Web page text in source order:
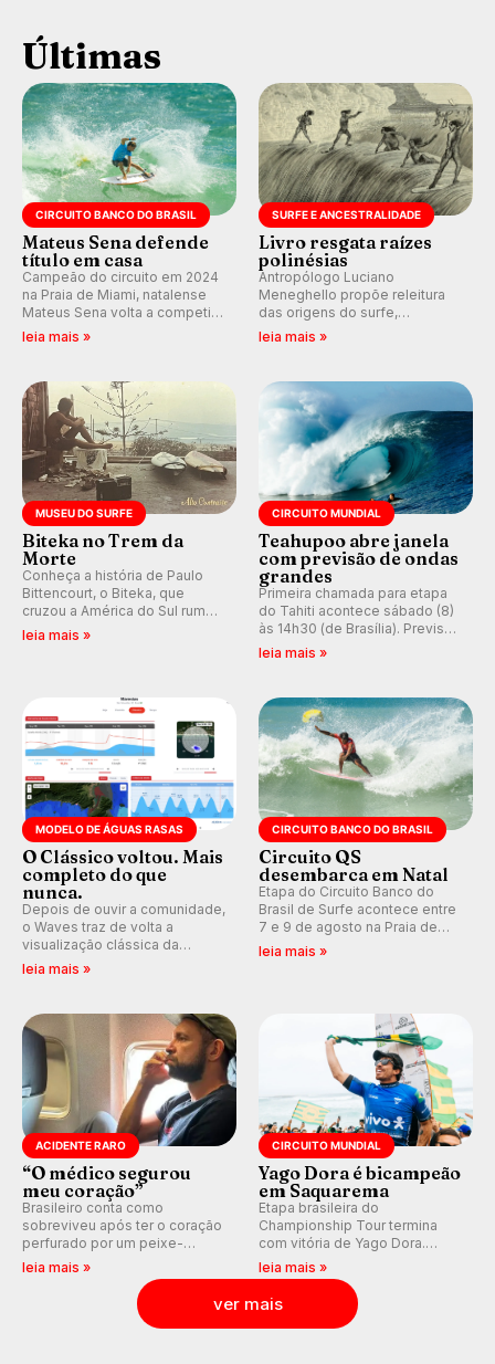
Últimas
CIRCUITO BANCO DO BRASIL
Mateus Sena defende
título em casa
Campeão do circuito em 2024
na Praia de Miami, natalense
Mateus Sena volta a competir
em casa em busca de manter a
leia mais »
SURFE E ANCESTRALIDADE
Livro resgata raízes
polinésias
Antropólogo Luciano
Meneghello propõe releitura
das origens do surfe,
resgatando a cultura polinésia
prática em esporte e indústria.
leia mais »
MUSEU DO SURFE
Biteka no Trem da
Morte
Conheça a história de Paulo
Bittencourt, o Biteka, que
cruzou a América do Sul rumo
ao Pacífico em uma jornada
leia mais »
CIRCUITO MUNDIAL
Teahupoo abre janela
com previsão de ondas
grandes
Primeira chamada para etapa
do Tahiti acontece sábado (8)
às 14h30 (de Brasília). Previsão
indica swell consistente.
Kelly Slater convidado.
leia mais »
MODELO DE ÁGUAS RASAS
O Clássico voltou. Mais
completo do que
nunca.
Depois de ouvir a comunidade,
o Waves traz de volta a
visualização clássica da
previsão de águas rasas,
ondas para até 16 dias.
leia mais »
CIRCUITO BANCO DO BRASIL
Circuito QS
desembarca em Natal
Etapa do Circuito Banco do
Brasil de Surfe acontece entre
7 e 9 de agosto na Praia de
Miami (RN), em disputas
leia mais »
ACIDENTE RARO
“O médico segurou
meu coração”
Brasileiro conta como
sobreviveu após ter o coração
perfurado por um peixe-
agulha enquanto surfava na
leia mais »
CIRCUITO MUNDIAL
Yago Dora é bicampeão
em Saquarema
Etapa brasileira do
Championship Tour termina
com vitória de Yago Dora.
Sawyer Lindblad vence entre
as mulheres e Leonardo
Fioravanti assume liderança do
ranking mundial da WSL, na
etapa de Saquarema.
leia mais »
ver mais